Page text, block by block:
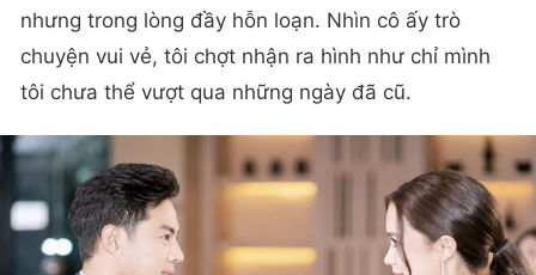
nhưng trong lòng đầy hỗn loạn. Nhìn cô ấy trò
chuyện vui vẻ, tôi chợt nhận ra hình như chỉ mình
tôi chưa thể vượt qua những ngày đã cũ.